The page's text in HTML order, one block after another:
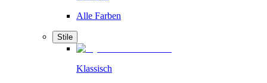
Alle Farben
Stile
Klassisch